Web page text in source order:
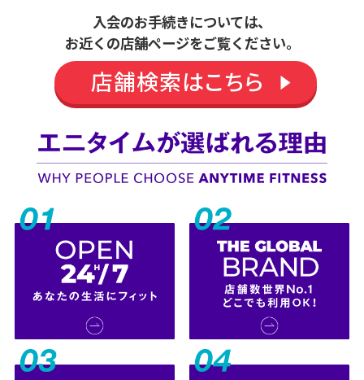
入会のお手続きについては、
お近くの店舗ページをご覧ください。
店舗検索はこちら